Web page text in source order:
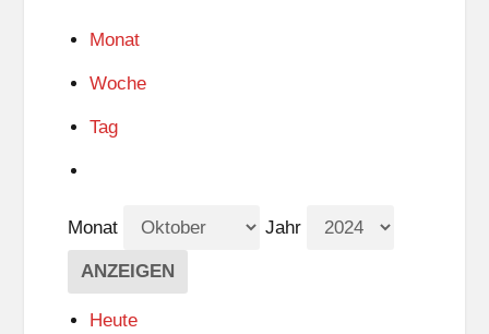
Monat
Woche
Tag
Monat Jahr
Heute